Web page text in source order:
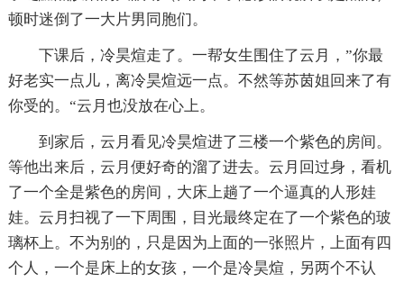
顿时迷倒了一大片男同胞们。
下课后，冷昊煊走了。一帮女生围住了云月，”你最
好老实一点儿，离冷昊煊远一点。不然等苏茵姐回来了有
你受的。“云月也没放在心上。
到家后，云月看见冷昊煊进了三楼一个紫色的房间。
等他出来后，云月便好奇的溜了进去。云月回过身，看机
了一个全是紫色的房间，大床上趟了一个逼真的人形娃
娃。云月扫视了一下周围，目光最终定在了一个紫色的玻
璃杯上。不为别的，只是因为上面的一张照片，上面有四
个人，一个是床上的女孩，一个是冷昊煊，另两个不认